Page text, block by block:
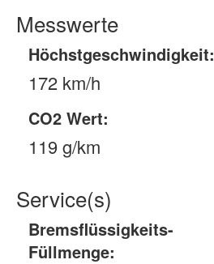
Messwerte
Höchstgeschwindigkeit:
172 km/h
CO2 Wert:
119 g/km
Service(s)
Bremsflüssigkeits-
Füllmenge: